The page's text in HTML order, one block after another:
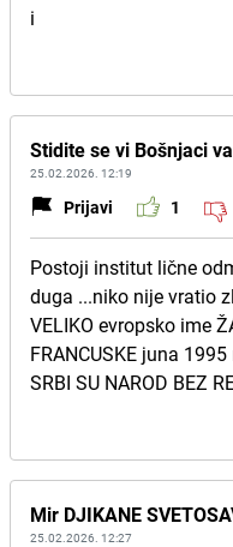
i
Stidite se vi Bošnjaci
25.02.2026. 12:19
Prijavi 1
Postoji institut lične
duga ...niko nije vratio
VELIKO evropsko ime
FRANCUSKE juna
SRBI SU NAROD BEZ
Mir DJIKANE
25.02.2026. 12:27